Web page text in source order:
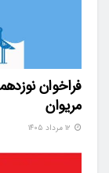
فراخوان
مریوان